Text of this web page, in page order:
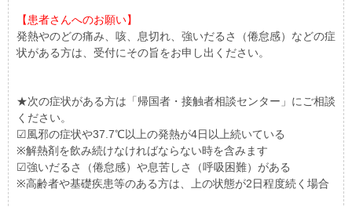
【患者さんへのお願い】
発熱やのどの痛み、咳、息切れ、強いだるさ（倦怠感）などの症
状がある方は、受付にその旨をお申し出ください。
★次の症状がある方は「帰国者・接触者相談センター」にご相談
ください。
☑風邪の症状や37.7℃以上の発熱が4日以上続いている
※解熱剤を飲み続けなければならない時を含みます
☑強いだるさ（倦怠感）や息苦しさ（呼吸困難）がある
※高齢者や基礎疾患等のある方は、上の状態が2日程度続く場合